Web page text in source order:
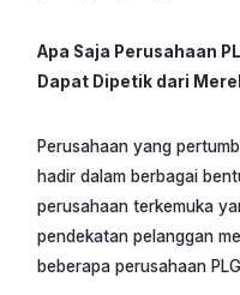
Apa Saja Perusahaan
Dapat Dipetik dari
Perusahaan yang
hadir dalam berbagai
perusahaan terkemuka
pendekatan pelanggan
beberapa perusahaan